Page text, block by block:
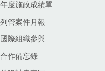
年度施政成績單
列管案件月報
國際組織參與
合作備忘錄